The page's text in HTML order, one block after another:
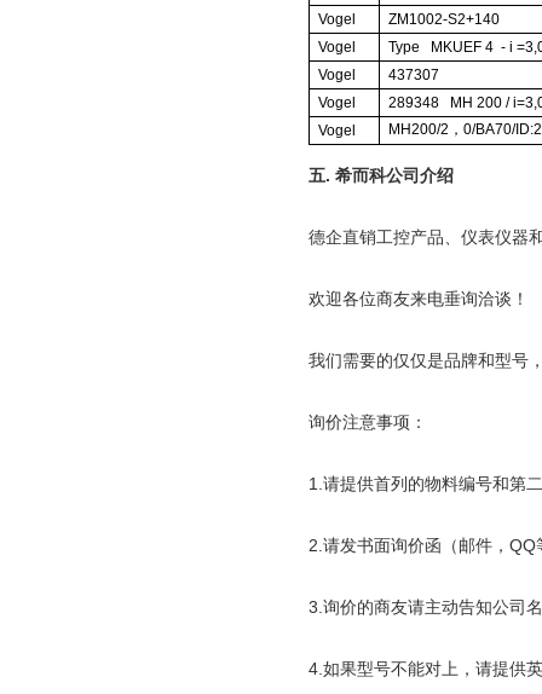
Vogel
ZM1002-S2+140
Vogel
Type MKUEF 4 - i
Vogel
437307
Vogel
289348 MH 200 /
Vogel
MH200/2 ， 0/BA70/
五. 希而科公司介绍
德企直销工控产品、仪表仪器
欢迎各位商友来电垂询洽谈！
我们需要的仅仅是品牌和型号
询价注意事项：
1. 请提供首列的物料编号和第
2. 请发书面询价函（邮件， QQ
3. 询价的商友请主动告知公司
4. 如果型号不能对上，请提供